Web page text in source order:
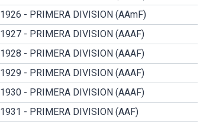
1926 - PRIMERA DIVISION (AAmF)
1927 - PRIMERA DIVISION (AAAF)
1928 - PRIMERA DIVISION (AAAF)
1929 - PRIMERA DIVISION (AAAF)
1930 - PRIMERA DIVISION (AAAF)
1931 - PRIMERA DIVISION (AAF)